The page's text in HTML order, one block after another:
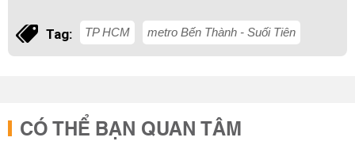
Tag: TP HCM metro Bến Thành - Suối Tiên
CÓ THỂ BẠN QUAN TÂM